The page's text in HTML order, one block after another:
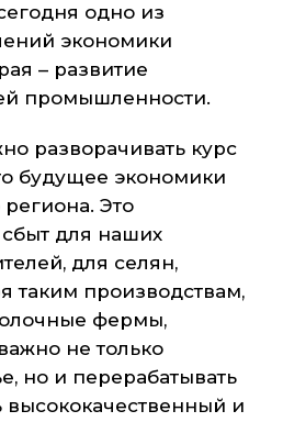
одно из
экономики
– развитие
промышленности.
разворачивать курс
будущее экономики
Это
для наших
для селян,
таким производствам,
фермы,
не только
но и перерабатывать
высококачественный и